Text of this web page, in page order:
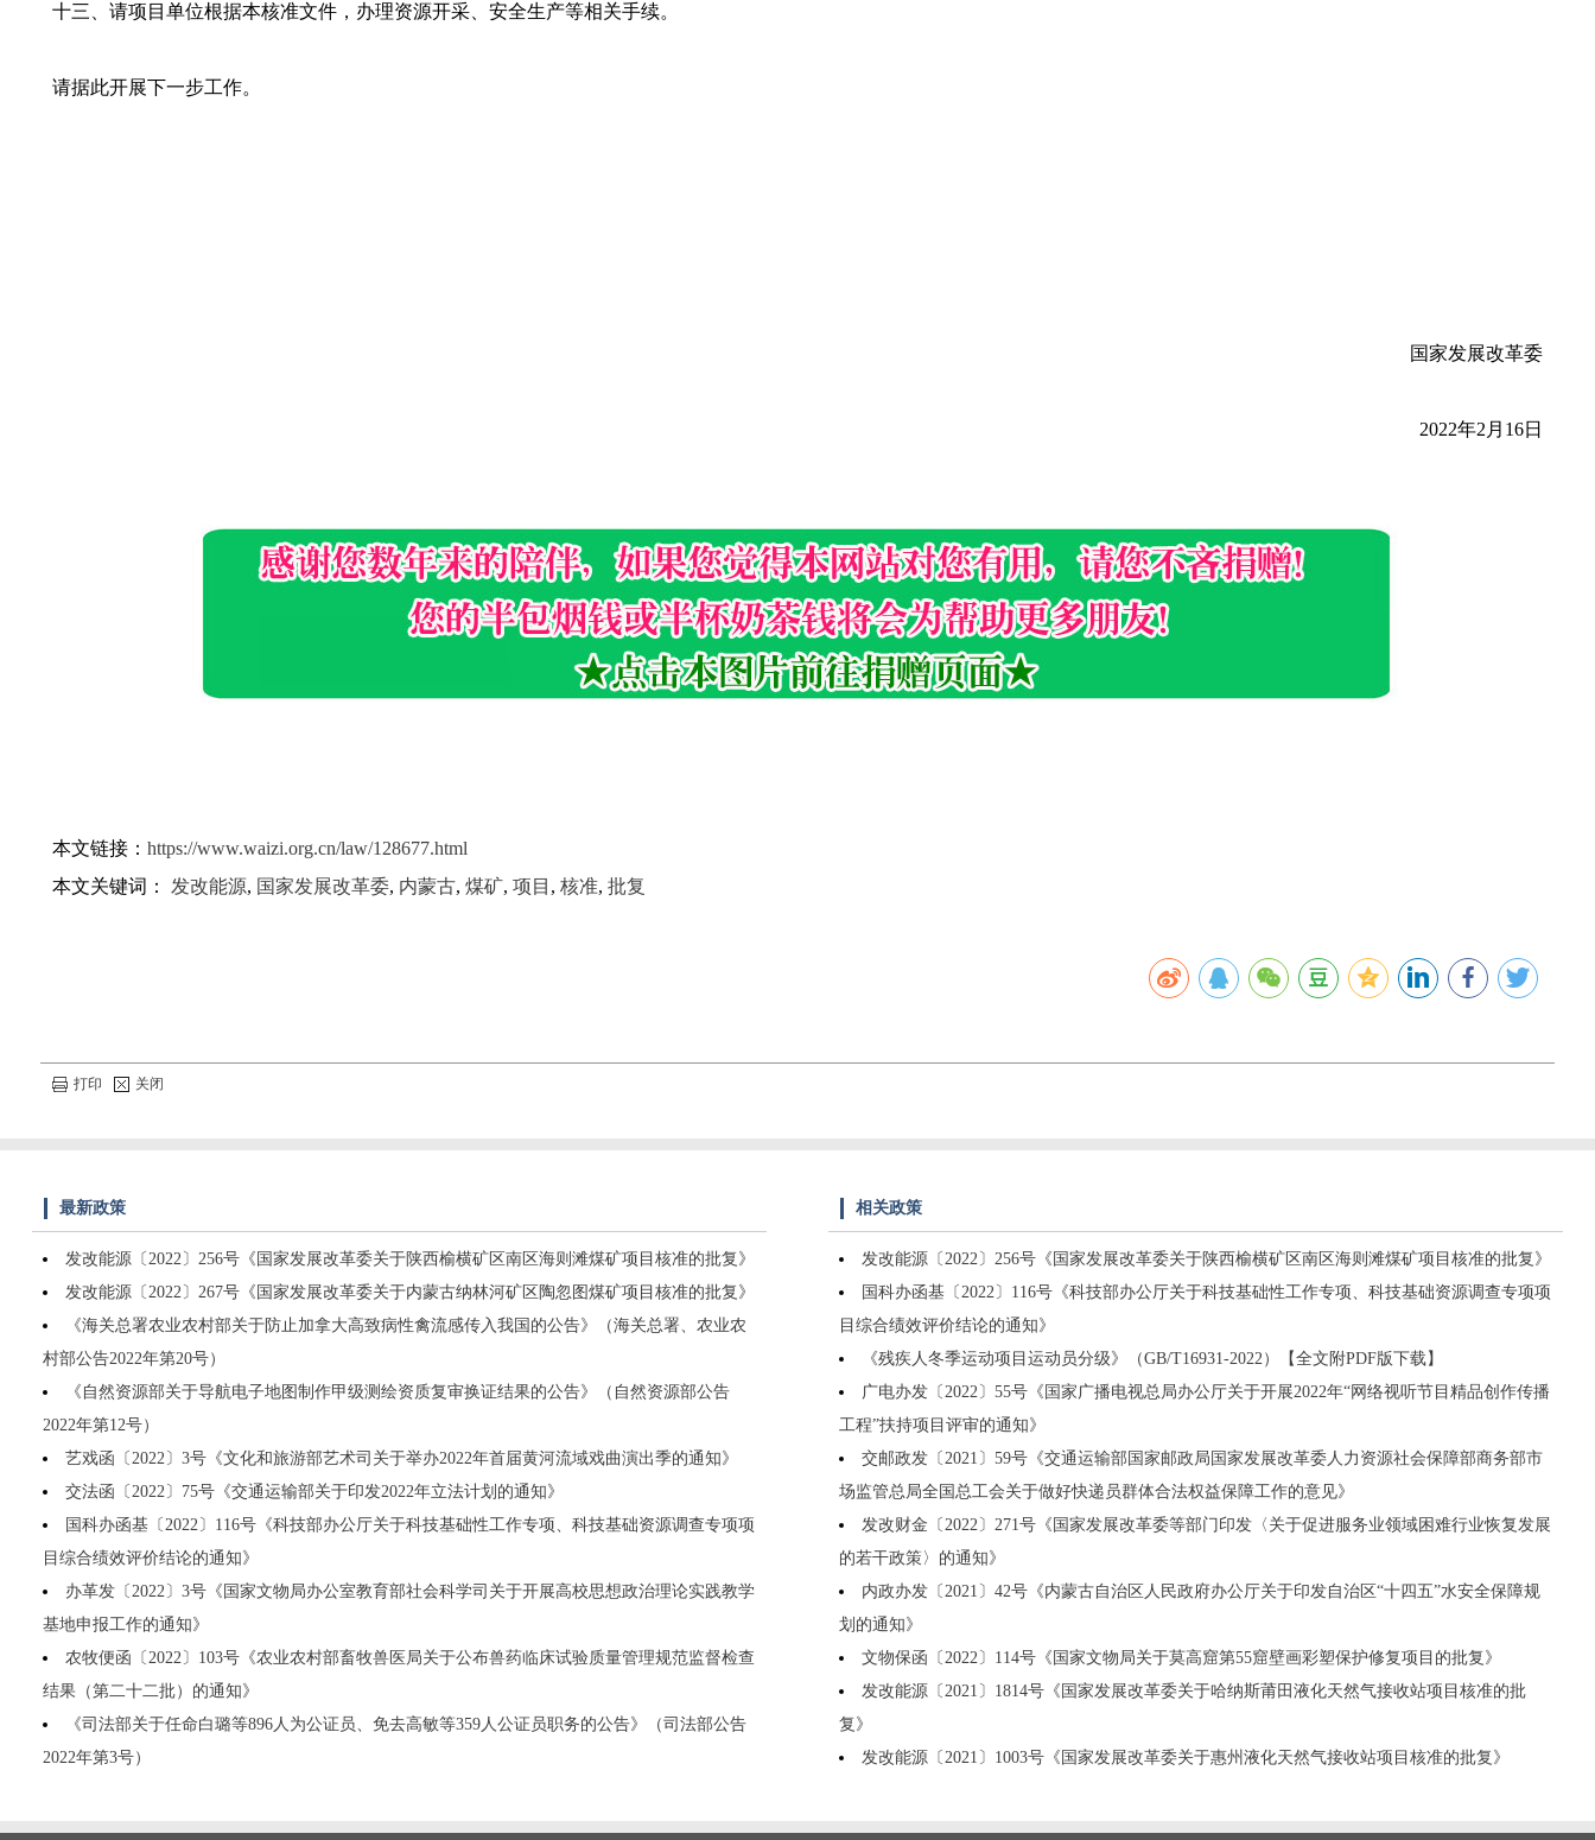
十三、请项目单位根据本核准文件，办理资源开采、安全生产等相关手续。
请据此开展下一步工作。
国家发展改革委
2022年2月16日
本文链接： https://www.waizi.org.cn/law/128677.html
本文关键词： 发改能源, 国家发展改革委, 内蒙古, 煤矿, 项目 , 核准, 批复
打印 关闭
最新政策
发改能源〔2022〕256号《国家发展改革委关于陕西榆横矿区南区海则滩煤矿项目核准的批复》
发改能源〔2022〕267号《国家发展改革委关于内蒙古纳林河矿区陶忽图煤矿项目核准的批复》
《海关总署农业农村部关于防止加拿大高致病性禽流感传入我国的公告》（海关总署、农业农
村部公告2022年第20号）
《自然资源部关于导航电子地图制作甲级测绘资质复审换证结果的公告》（自然资源部公告
2022年第12号）
艺戏函〔2022〕3号《文化和旅游部艺术司关于举办2022年首届黄河流域戏曲演出季的通知》
交法函〔2022〕75号《交通运输部关于印发2022年立法计划的通知》
国科办函基〔2022〕116号《科技部办公厅关于科技基础性工作专项、科技基础资源调查专项项
目综合绩效评价结论的通知》
办革发〔2022〕3号《国家文物局办公室教育部社会科学司关于开展高校思想政治理论实践教学
基地申报工作的通知》
农牧便函〔2022〕103号《农业农村部畜牧兽医局关于公布兽药临床试验质量管理规范监督检查
结果（第二十二批）的通知》
《司法部关于任命白璐等896人为公证员、免去高敏等359人公证员职务的公告》（司法部公告
2022年第3号）
相关政策
发改能源〔2022〕256号《国家发展改革委关于陕西榆横矿区南区海则滩煤矿项目核准的批复》
国科办函基〔2022〕116号《科技部办公厅关于科技基础性工作专项、科技基础资源调查专项项
目综合绩效评价结论的通知》
《残疾人冬季运动项目运动员分级》（GB/T16931-2022）【全文附PDF版下载】
广电办发〔2022〕55号《国家广播电视总局办公厅关于开展2022年“网络视听节目精品创作传播
工程”扶持项目评审的通知》
交邮政发〔2021〕59号《交通运输部国家邮政局国家发展改革委人力资源社会保障部商务部市
场监管总局全国总工会关于做好快递员群体合法权益保障工作的意见》
发改财金〔2022〕271号《国家发展改革委等部门印发〈关于促进服务业领域困难行业恢复发展
的若干政策〉的通知》
内政办发〔2021〕42号《内蒙古自治区人民政府办公厅关于印发自治区“十四五”水安全保障规
划的通知》
文物保函〔2022〕114号《国家文物局关于莫高窟第55窟壁画彩塑保护修复项目的批复》
发改能源〔2021〕1814号《国家发展改革委关于哈纳斯莆田液化天然气接收站项目核准的批
复》
发改能源〔2021〕1003号《国家发展改革委关于惠州液化天然气接收站项目核准的批复》